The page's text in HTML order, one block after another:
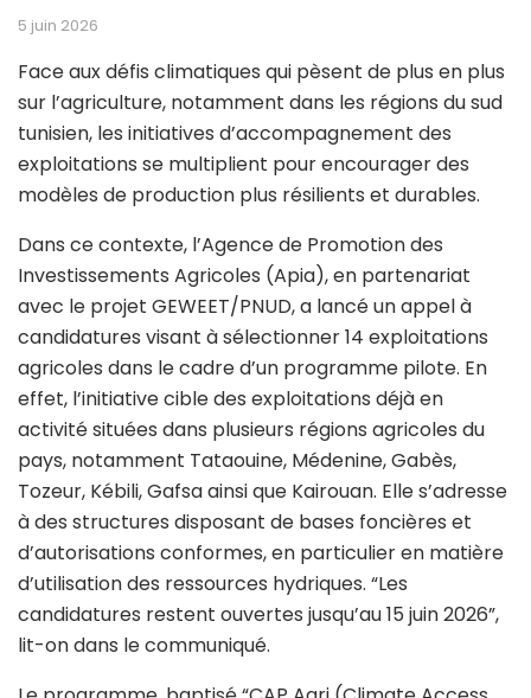
5 juin 2026
Face aux défis climatiques qui pèsent de plus en plus
sur l’agriculture, notamment dans les régions du sud
tunisien, les initiatives d’accompagnement des
exploitations se multiplient pour encourager des
modèles de production plus résilients et durables.
Dans ce contexte, l’Agence de Promotion des
Investissements Agricoles (Apia), en partenariat
avec le projet GEWEET/PNUD, a lancé un appel à
candidatures visant à sélectionner 14 exploitations
agricoles dans le cadre d’un programme pilote. En
effet, l’initiative cible des exploitations déjà en
activité situées dans plusieurs régions agricoles du
pays, notamment Tataouine, Médenine, Gabès,
Tozeur, Kébili, Gafsa ainsi que Kairouan. Elle s’adresse
à des structures disposant de bases foncières et
d’autorisations conformes, en particulier en matière
d’utilisation des ressources hydriques. “Les
candidatures restent ouvertes jusqu’au 15 juin 2026”,
lit-on dans le communiqué.